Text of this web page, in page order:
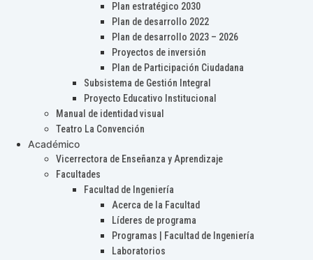
Plan estratégico 2030
Plan de desarrollo 2022
Plan de desarrollo 2023 – 2026
Proyectos de inversión
Plan de Participación Ciudadana
Subsistema de Gestión Integral
Proyecto Educativo Institucional
Manual de identidad visual
Teatro La Convención
Académico
Vicerrectora de Enseñanza y Aprendizaje
Facultades
Facultad de Ingeniería
Acerca de la Facultad
Líderes de programa
Programas | Facultad de Ingeniería
Laboratorios